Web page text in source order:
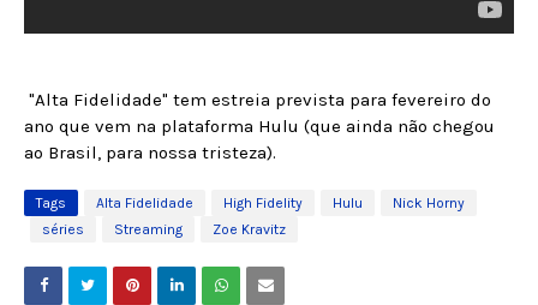
"Alta Fidelidade" tem estreia prevista para fevereiro do
ano que vem na plataforma Hulu (que ainda não chegou
ao Brasil, para nossa tristeza).
Tags Alta Fidelidade High Fidelity Hulu
Nick Horny
séries
Streaming Zoe Kravitz